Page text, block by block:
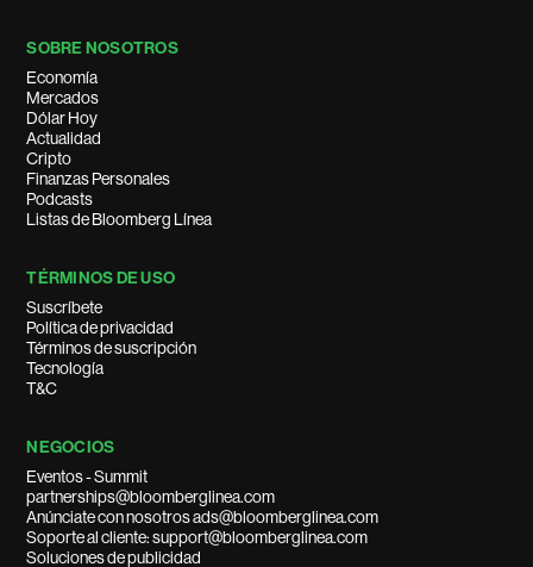
SOBRE NOSOTROS
Economía
Mercados
Dólar Hoy
Actualidad
Cripto
Finanzas Personales
Podcasts
Listas de Bloomberg Línea
TÉRMINOS DE USO
Suscríbete
Política de privacidad
Términos de suscripción
Tecnología
T&C
NEGOCIOS
Eventos - Summit
partnerships@bloomberglinea.com
Anúnciate con nosotros ads@bloomberglinea.com
Soporte al cliente: support@bloomberglinea.com
Soluciones de publicidad